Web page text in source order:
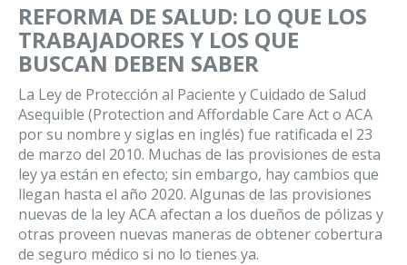
REFORMA DE SALUD: LO QUE LOS
TRABAJADORES Y LOS QUE
BUSCAN DEBEN SABER
La Ley de Protección al Paciente y Cuidado de Salud
Asequible (Protection and Affordable Care Act o ACA
por su nombre y siglas en inglés) fue ratificada el 23
de marzo del 2010. Muchas de las provisiones de esta
ley ya están en efecto; sin embargo, hay cambios que
llegan hasta el año 2020. Algunas de las provisiones
nuevas de la ley ACA afectan a los dueños de pólizas y
otras proveen nuevas maneras de obtener cobertura
de seguro médico si no lo tienes ya.